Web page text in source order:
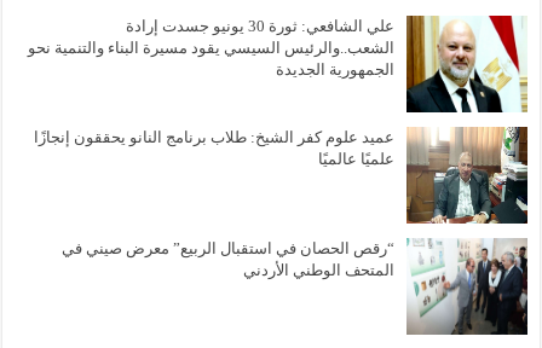
علي الشافعي: ثورة 30 يونيو جسدت إرادة
الشعب..والرئيس السيسي يقود مسيرة البناء والتنمية نحو
الجمهورية الجديدة
عميد علوم كفر الشيخ: طلاب برنامج النانو يحققون إنجازًا
علميًا عالميًا
“رقص الحصان في استقبال الربيع” معرض صيني في
المتحف الوطني الأردني